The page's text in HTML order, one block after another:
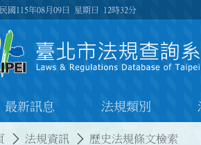
民國115年08月09日 星期日 12時32分
最新訊息 法規類別
法規資訊 歷史法規條文檢索